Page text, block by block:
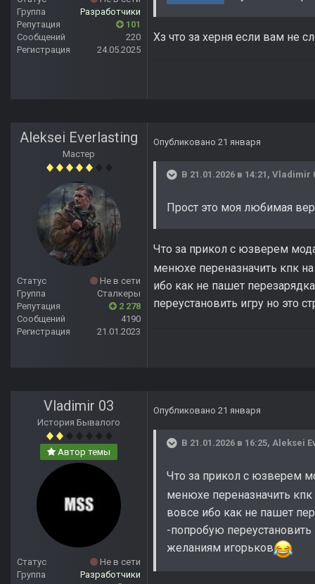
Группа
Разработчики
Репутация
101
Сообщений
220
Регистрация
24.05.2025
Хз что за херня если вам не
Aleksei Everlasting
Мастер
Статус
Не в сети
Группа
Сталкеры
Репутация
2 278
Сообщений
4190
Регистрация
21.01.2023
Опубликовано 21 января
В 21.01.2026 в 14:21, Vladimir
Прост это моя любимая
Что за прикол с юзверем
менюхе переназначить кпк
ибо как не пашет
переустановить игру но это
Vladimir 03
История Бывалого
Автор темы
Статус
Не в сети
Группа
Разработчики
Опубликовано 21 января
В 21.01.2026 в 16:25, Aleksei
Что за прикол с юзверем
менюхе переназначить
вовсе ибо как не пашет
-попробую
желаниям игорьков